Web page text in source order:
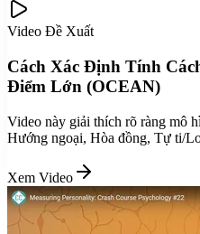
Video Đề Xuất
Cách Xác Định Tính
Điểm Lớn (OCEAN)
Video này giải thích rõ ràng mô
Hướng ngoại, Hòa đồng, Tự ti/
Xem Video